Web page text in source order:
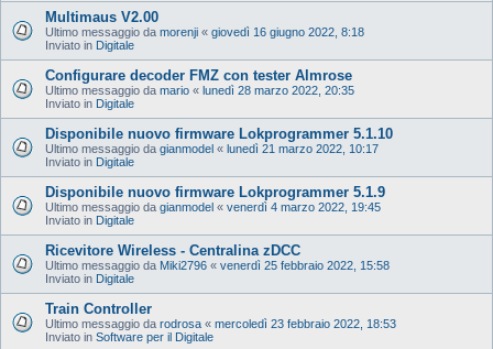
Multimaus V2.00
Ultimo messaggio da morenji « giovedì 16 giugno 2022, 8:18
Inviato in Digitale
Configurare decoder FMZ con tester Almrose
Ultimo messaggio da mario « lunedì 28 marzo 2022, 20:35
Inviato in Digitale
Disponibile nuovo firmware Lokprogrammer 5.1.10
Ultimo messaggio da gianmodel « lunedì 21 marzo 2022, 10:17
Inviato in Digitale
Disponibile nuovo firmware Lokprogrammer 5.1.9
Ultimo messaggio da gianmodel « venerdì 4 marzo 2022, 19:45
Inviato in Digitale
Ricevitore Wireless - Centralina zDCC
Ultimo messaggio da Miki2796 « venerdì 25 febbraio 2022, 15:58
Inviato in Digitale
Train Controller
Ultimo messaggio da rodrosa « mercoledì 23 febbraio 2022, 18:53
Inviato in Software per il Digitale